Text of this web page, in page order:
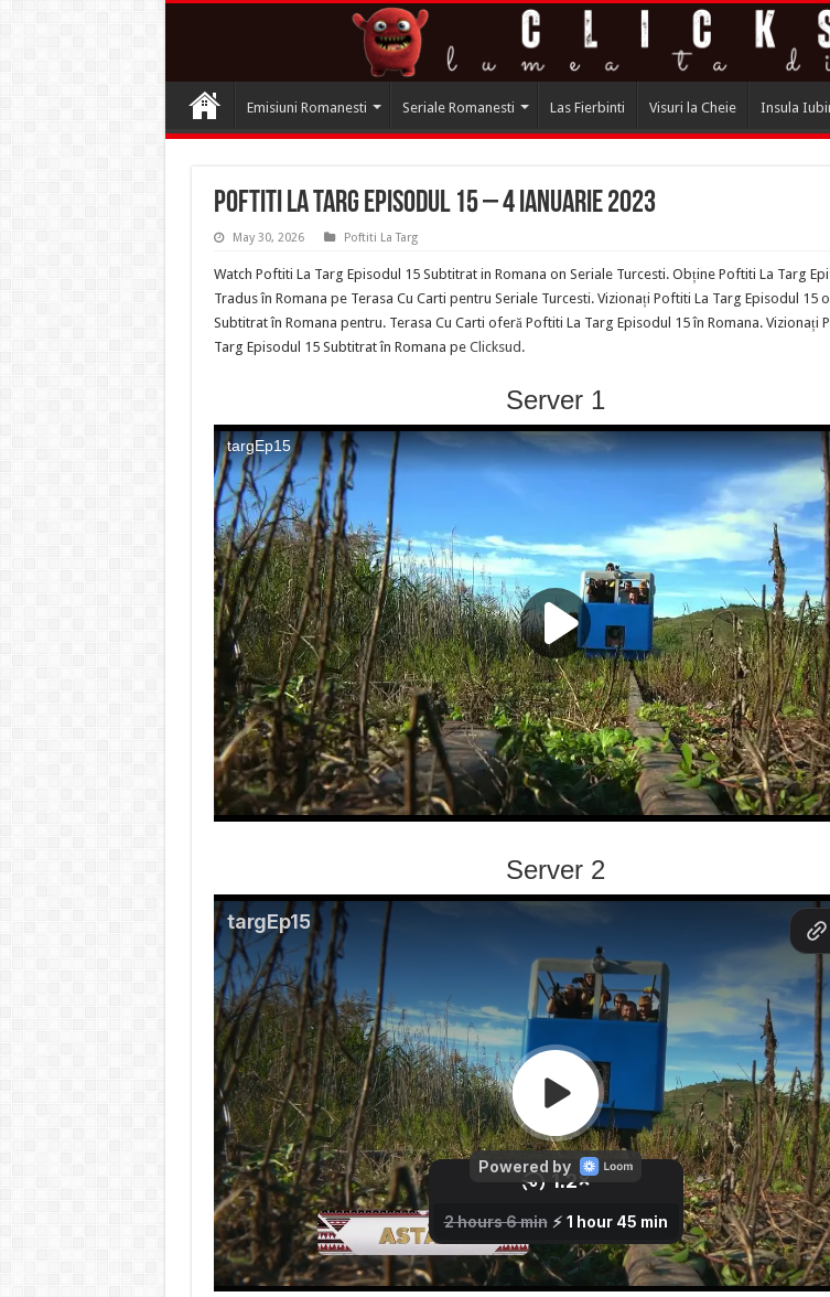
Emisiuni Romanesti Seriale Romanesti Las Fierbinti Visuri la Cheie Insula
Poftiti La Targ Episodul 15 – 4 Ianuarie 2023
May 30, 2026 Poftiti La Targ
Watch Poftiti La Targ Episodul 15 Subtitrat in Romana on Seriale Turcesti. Obține Poftiti La Targ
Tradus în Romana pe Terasa Cu Carti pentru Seriale Turcesti. Vizionați Poftiti La Targ Episodul 15
Subtitrat în Romana pentru. Terasa Cu Carti oferă Poftiti La Targ Episodul 15 în Romana. Vizionați
Targ Episodul 15 Subtitrat în Romana pe Clicksud .
Server 1
Server 2